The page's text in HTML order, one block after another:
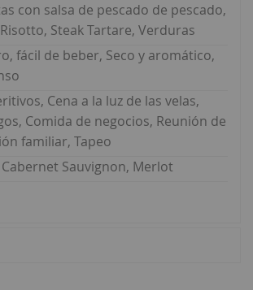
con salsa de pescado de pescado,
Steak Tartare, Verduras
fácil de beber, Seco y aromático,
Cena a la luz de las velas,
Comida de negocios, Reunión de
familiar, Tapeo
Cabernet Sauvignon, Merlot